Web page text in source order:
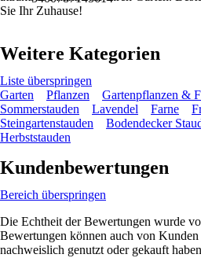
Sie Ihr Zuhause!
Weitere Kategorien
Liste überspringen
Garten
Pflanzen Gartenpflanzen &
Sommerstauden
Lavendel Farne
Steingartenstauden
Bodendecker
Herbststauden
Kundenbewertungen
Bereich überspringen
Die Echtheit der Bewertungen wurde
Bewertungen können auch von
nachweislich genutzt oder gekauft